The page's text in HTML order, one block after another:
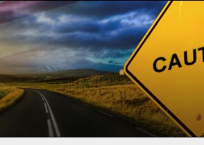
ट्रेडिंग प्लेटफॉर्म
के लिए भागीदारों के लिए अभियान